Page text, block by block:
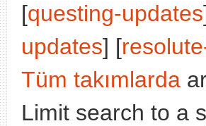
[questing-updates
updates] [
Tüm takımlarda
Limit search to a